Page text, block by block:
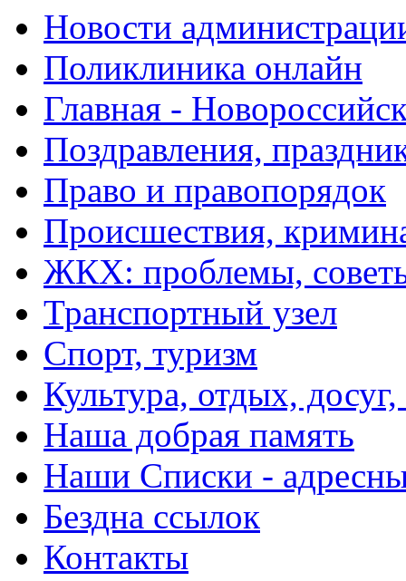
Новости
Поликлиника онлайн
Главная -
Поздравления,
Право и правопорядок
Происшествия,
ЖКХ: проблемы,
Транспортный узел
Спорт, туризм
Культура, отдых,
Наша добрая память
Наши Списки -
Бездна ссылок
Контакты